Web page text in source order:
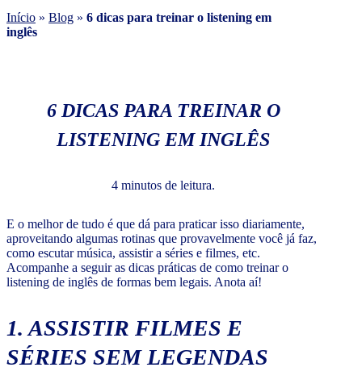
Início » Blog » 6 dicas para treinar o listening em
inglês
6 DICAS PARA TREINAR O
LISTENING EM INGLÊS
4 minutos de leitura.
E o melhor de tudo é que dá para praticar isso diariamente,
aproveitando algumas rotinas que provavelmente você já faz,
como escutar música, assistir a séries e filmes, etc.
Acompanhe a seguir as dicas práticas de como treinar o
listening de inglês de formas bem legais. Anota aí!
1. ASSISTIR FILMES E
SÉRIES SEM LEGENDAS